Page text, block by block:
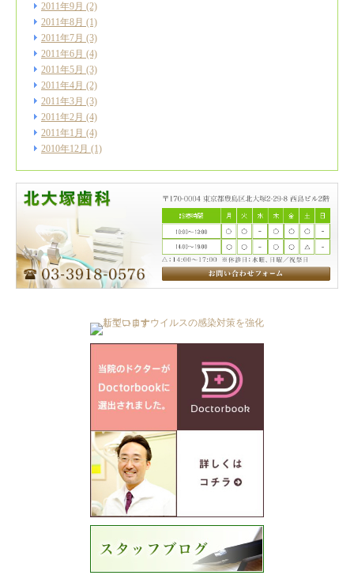
2011年9月 (2)
2011年8月 (1)
2011年7月 (3)
2011年6月 (4)
2011年5月 (3)
2011年4月 (2)
2011年3月 (3)
2011年2月 (4)
2011年1月 (4)
2010年12月 (1)